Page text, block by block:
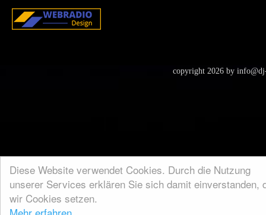
Diese Website verwendet Cookies. Durch die Nutzung
unserer Services erklären Sie sich damit einverstanden,
wir Cookies setzen.
copyright 2026 by